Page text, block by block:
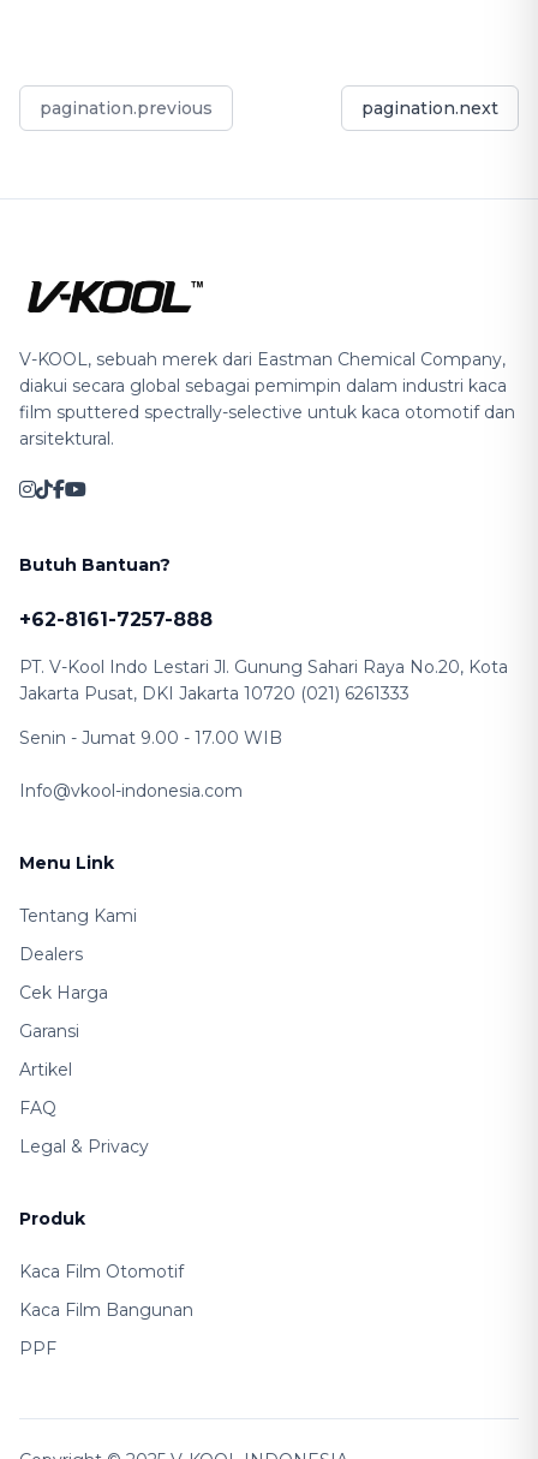
pagination.previous pagination.next
V-KOOL, sebuah merek dari Eastman Chemical Company,
diakui secara global sebagai pemimpin dalam industri kaca
film sputtered spectrally-selective untuk kaca otomotif dan
arsitektural.
Butuh Bantuan?
+62-8161-7257-888
PT. V-Kool Indo Lestari Jl. Gunung Sahari Raya No.20, Kota
Jakarta Pusat, DKI Jakarta 10720 (021) 6261333
Senin - Jumat 9.00 - 17.00 WIB
Info@vkool-indonesia.com
Menu Link
Tentang Kami
Dealers
Cek Harga
Garansi
Artikel
FAQ
Legal & Privacy
Produk
Kaca Film Otomotif
Kaca Film Bangunan
PPF